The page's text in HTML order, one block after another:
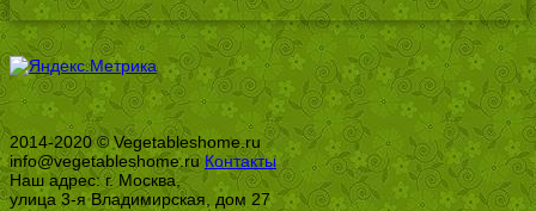
2014-2020 © Vegetableshome.ru
info@vegetableshome.ruКонтакты
Наш адрес: г. Москва,
улица 3-я Владимирская, дом 27